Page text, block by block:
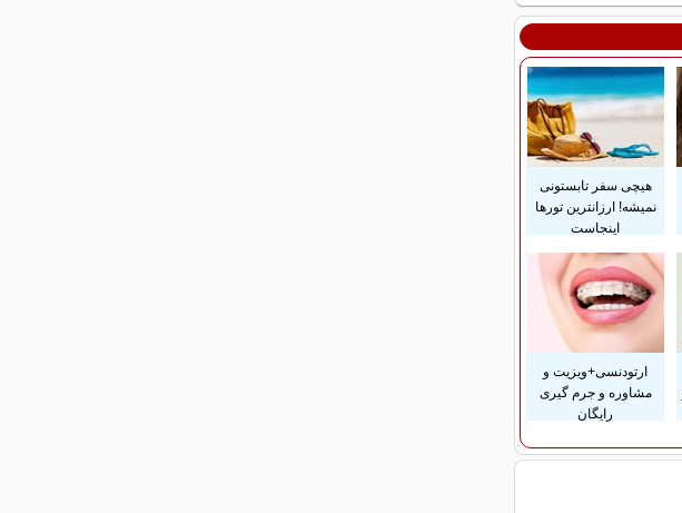
هیچی سفر تابستونی
نمیشه! ارزانترین تورها
اینجاست
ارتودنسی+ویزیت و
مشاوره و جرم گیری
رایگان